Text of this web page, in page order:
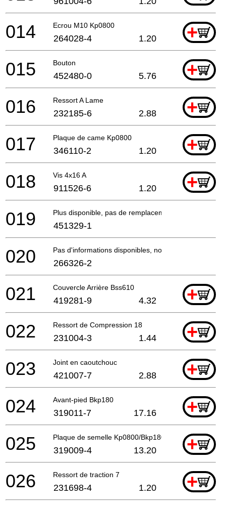
Ecrou M10 Kp0800 +
014 264028-4 1.20
Bouton +
015 452480-0 5.76
Ressort A Lame +
016 232185-6 2.88
Plaque de came Kp0800 +
017 346110-2 1.20
Vis 4x16 A +
018 911526-6 1.20
Plus disponible, pas de remplacement
019 451329-1
Pas d'informations disponibles, non commandable
020 266326-2
Couvercle Arrière Bss610 +
021 419281-9 4.32
Ressort de Compression 18 +
022 231004-3 1.44
Joint en caoutchouc +
023 421007-7 2.88
Avant-pied Bkp180 +
024 319011-7 17.16
Plaque de semelle Kp0800/Bkp180 A +
025 319009-4 13.20
Ressort de traction 7 +
026 231698-4 1.20